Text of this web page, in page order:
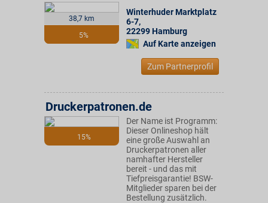
38,7 km
5%
Winterhuder Marktplatz
6-7,
22299 Hamburg
Auf Karte anzeigen
Zum Partnerprofil
15%
Druckerpatronen.de
Der Name ist Programm:
Dieser Onlineshop hält
eine große Auswahl an
Druckerpatronen aller
namhafter Hersteller
bereit - und das mit
Tiefpreisgarantie! BSW-
Mitglieder sparen bei der
Bestellung zusätzlich.